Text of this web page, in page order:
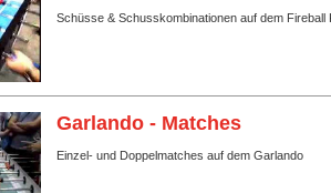
Schüsse & Schusskombinationen auf dem Fireball
Garlando - Matches
Einzel- und Doppelmatches auf dem Garlando